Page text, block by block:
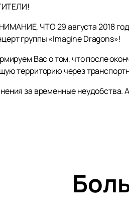
ЧТО 29 августа 2018
группы «Imagine Dragons»!
Вас о том, что после
территорию через
за временные